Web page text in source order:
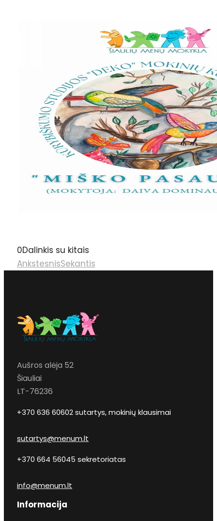
0Dalinkis su kitais
AnkstesnisSekantis
Aušros alėja 52
Šiauliai
LT-76236
+370 636 60602 sutartys, mokinių klausimai
sutartys@menum.lt
+370 664 56045 sekretoriatas
info@menum.lt
Informacija